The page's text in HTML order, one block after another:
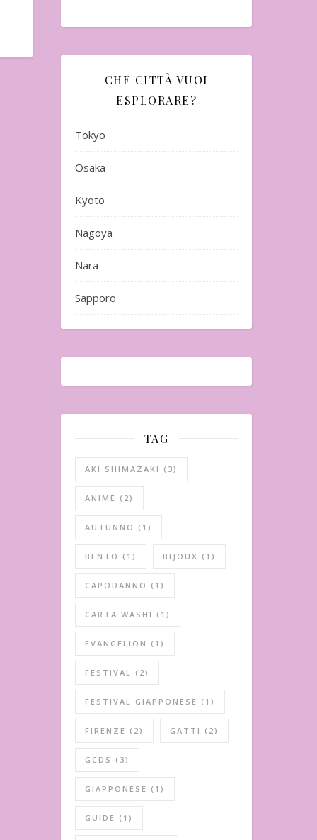
CHE CITTÀ VUOI
ESPLORARE?
Tokyo
Osaka
Kyoto
Nagoya
Nara
Sapporo
TAG
AKI SHIMAZAKI (3)
ANIME (2)
AUTUNNO (1)
BENTO (1) BIJOUX (1)
CAPODANNO (1)
CARTA WASHI (1)
EVANGELION (1)
FESTIVAL (2)
FESTIVAL GIAPPONESE (1)
FIRENZE (2) GATTI (2)
GCDS (3)
GIAPPONESE (1)
GUIDE (1)